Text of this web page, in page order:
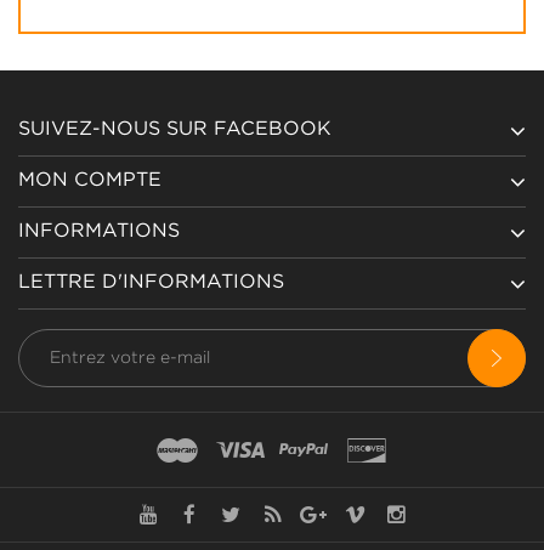
SUIVEZ-NOUS SUR FACEBOOK
MON COMPTE
INFORMATIONS
LETTRE D'INFORMATIONS